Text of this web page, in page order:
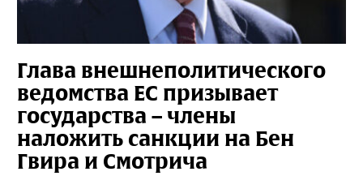
Глава внешнеполитического
ведомства ЕС призывает
государства – члены
наложить санкции на Бен
Гвира и Смотрича